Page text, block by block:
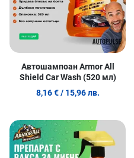
Автошампоан Armor All
Shield Car Wash (520 мл)
8,16 € / 15,96 лв.
Добави в любими
Сравни продукт